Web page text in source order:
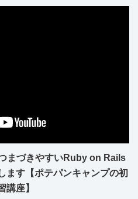
まづきやすいRuby on Rails
ます【ポテパンキャンプの初
講座】